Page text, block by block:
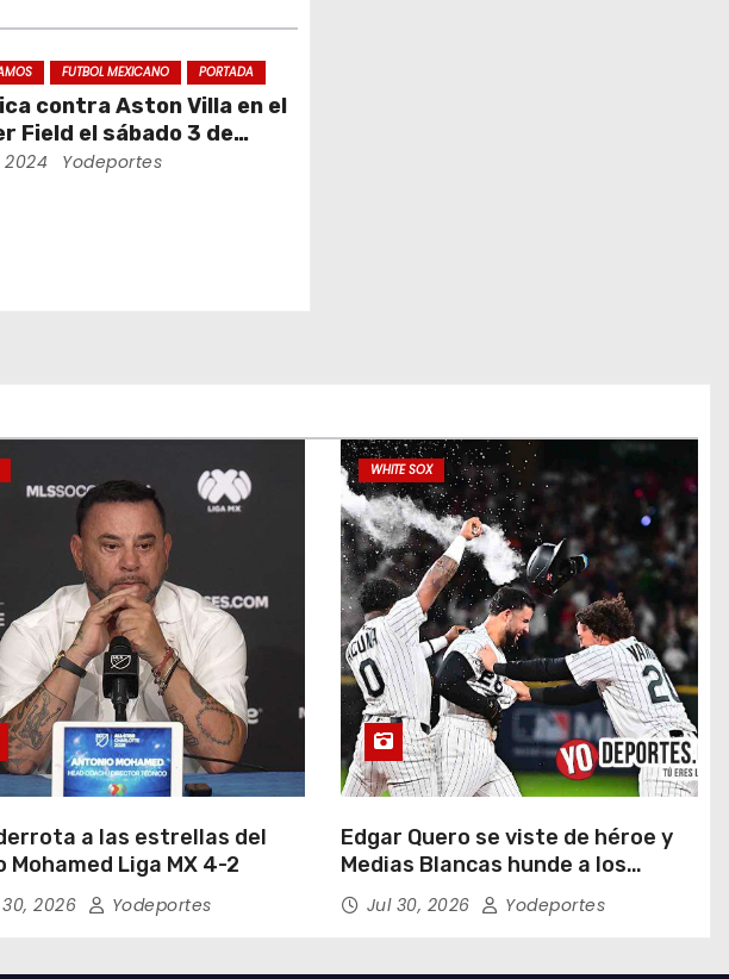
FUTBOL MEXICANO PORTADA
contra Aston Villa en el
Field el sábado 3 de
2024 Yodeportes
a las estrellas del
Mohamed Liga MX 4-2
2026 Yodeportes
WHITE SOX
Edgar Quero se viste de héroe y
Medias Blancas hunde a los
Yankees de Nueva York en doce
entradas
Jul 30, 2026 Yodeportes